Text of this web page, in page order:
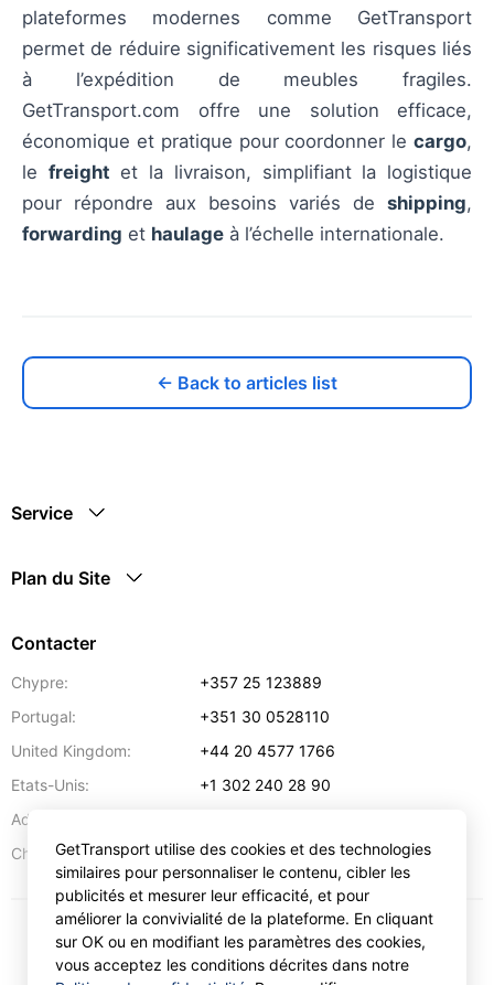
plateformes modernes comme GetTransport
permet de réduire significativement les risques liés
à l’expédition de meubles fragiles.
GetTransport.com offre une solution efficace,
économique et pratique pour coordonner le cargo,
le freight et la livraison, simplifiant la logistique
pour répondre aux besoins variés de shipping,
forwarding et haulage à l’échelle internationale.
← Back to articles list
Service
Plan du Site
Contacter
Chypre:
+357 25 123889
Portugal:
+351 30 0528110
United Kingdom:
+44 20 4577 1766
Etats-Unis:
+1 302 240 28 90
Adresse:
Chypre:
57 Spyrou Kyprianou,Larnaca 6051
EUR
GetTransport utilise des cookies et des technologies
similaires pour personnaliser le contenu, cibler les
publicités et mesurer leur efficacité, et pour
améliorer la convivialité de la plateforme. En cliquant
sur OK ou en modifiant les paramètres des cookies,
vous acceptez les conditions décrites dans notre